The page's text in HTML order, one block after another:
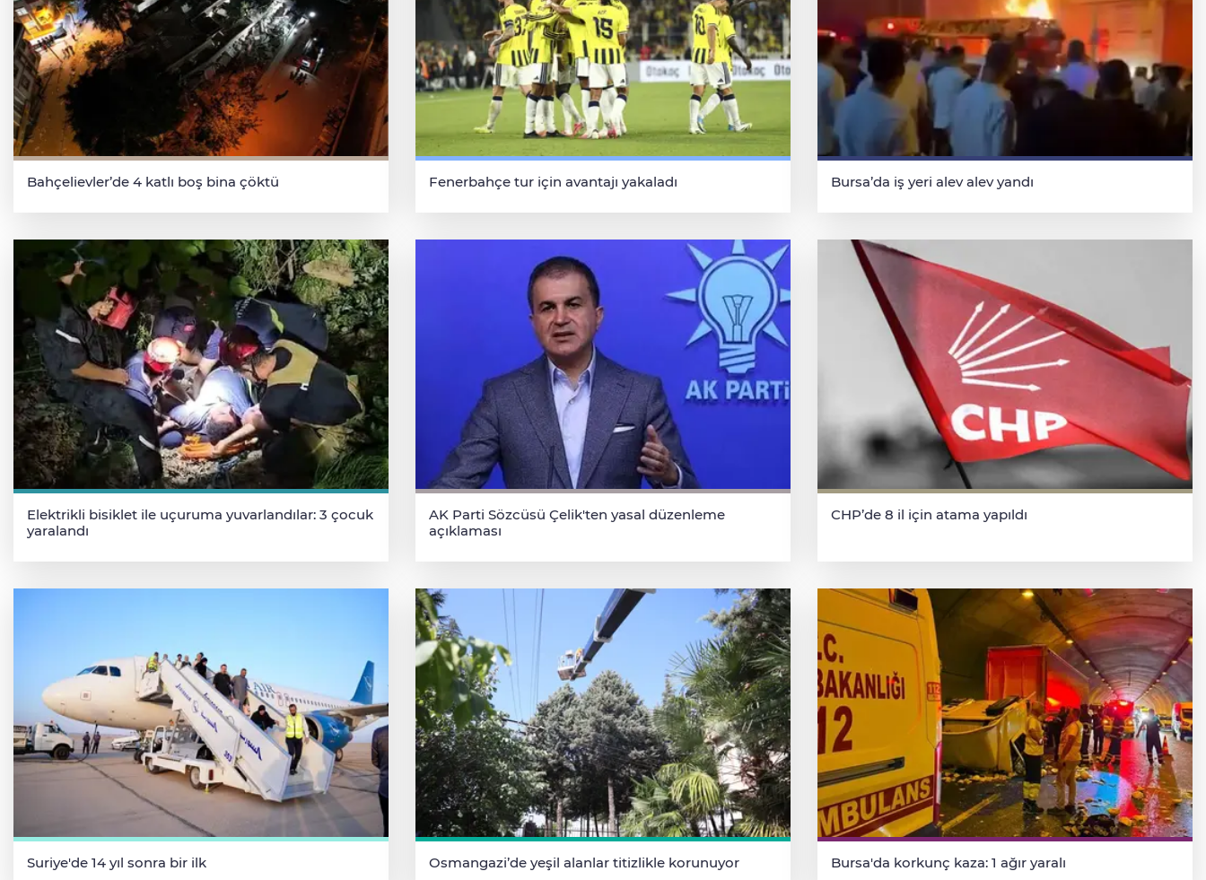
Bahçelievler’de 4 katlı boş bina çöktü Fenerbahçe tur için avantajı yakaladı Bursa’da iş yeri alev alev yandı
Elektrikli bisiklet ile uçuruma yuvarlandılar: 3 çocuk
yaralandı
AK Parti Sözcüsü Çelik'ten yasal düzenleme
açıklaması
CHP’de 8 il için atama yapıldı
Suriye'de 14 yıl sonra bir ilk Osmangazi’de yeşil alanlar titizlikle korunuyor Bursa'da korkunç kaza: 1 ağır yaralı